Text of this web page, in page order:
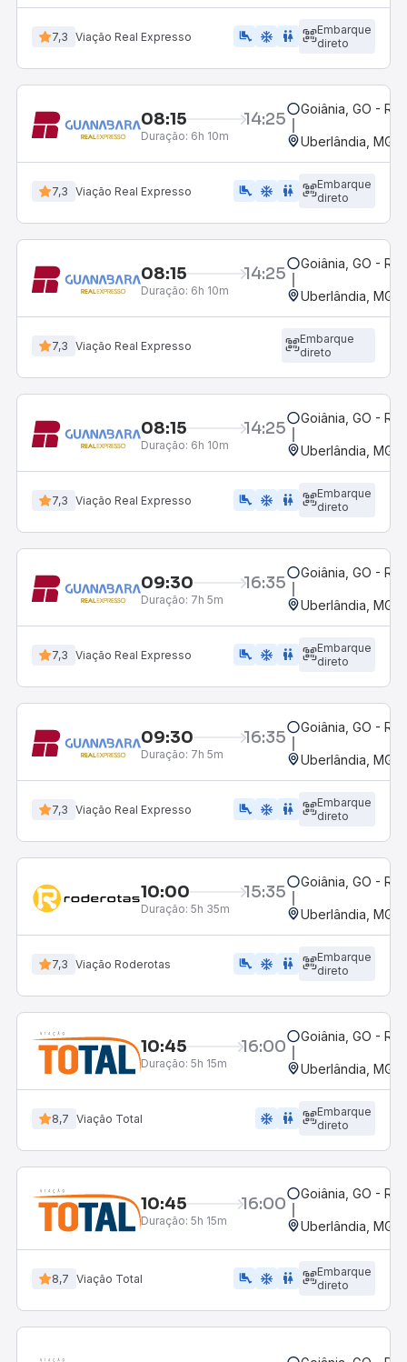
7,3 Viação Real Expresso airline_seat_legroom_extra ac_unit WC
Embarque
direto
08:15 14:25
Duração: 6h 10m
Goiânia, GO -
Uberlândia, MG -
7,3 Viação Real Expresso airline_seat_legroom_extra ac_unit wc
Embarque
direto
08:15 14:25
Duração: 6h 10m
Goiânia, GO -
Uberlândia, MG -
7,3 Viação Real Expresso
Embarque
direto
08:15 14:25
Duração: 6h 10m
Goiânia, GO -
Uberlândia, MG -
7,3 Viação Real Expresso airline_seat_legroom_extra ac_unit wc
Embarque
direto
09:30 16:35
Duração: 7h 5m
Goiânia, GO -
Uberlândia, MG -
7,3 Viação Real Expresso airline_seat_legroom_extra ac_unit WC
Embarque
direto
09:30 16:35
Duração: 7h 5m
Goiânia, GO -
Uberlândia, MG -
7,3 Viação Real Expresso airline_seat_legroom_extra ac_unit wc
Embarque
direto
10:00 15:35
Duração: 5h 35m
Goiânia, GO -
Uberlândia, MG -
7,3 Viação Roderotas airline_seat_legroom_extra ac_unit WC
Embarque
direto
10:45 16:00
Duração: 5h 15m
Goiânia, GO -
Uberlândia, MG -
8,7 Viação Total ac_unit wc
Embarque
direto
10:45 16:00
Duração: 5h 15m
Goiânia, GO -
Uberlândia, MG -
8,7 Viação Total airline_seat_legroom_extra ac_unit wc
Embarque
direto